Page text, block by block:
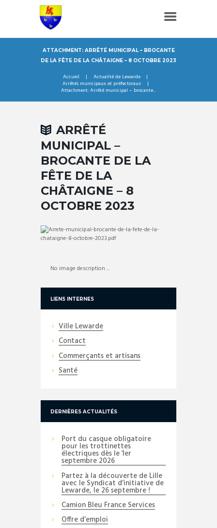
ATTACHMENT: ARRÊTÉ MUNICIPAL – BROCANTE
DE LA FÊTE DE LA CHÂTAIGNE – 8 OCTOBRE 2023
Accueil
Actualité de Lewarde
Arrêtés municipaux et préfectoraux
Attachment: Arrêté municipal – brocante...
ARRÊTÉ
MUNICIPAL –
BROCANTE DE LA
FÊTE DE LA
CHÂTAIGNE – 8
OCTOBRE 2023
No image description ...
LIENS INTERNES
Ville Lewarde
Contact
Commerçants et artisans
Santé
DERNIÈRES ACTUALITÉS
Port du casque obligatoire
pour les trottinettes
électriques dès le 1er
septembre 2026
Partez à la découverte de Lille
avec le Syndicat d’initiative de
Lewarde, le 26 septembre !
Camion Bleu France Services
Offre d’emploi